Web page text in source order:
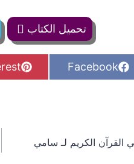
تحميل الكتاب
S
h
Facebook
S
h
القرآن الكريم لـ سامي